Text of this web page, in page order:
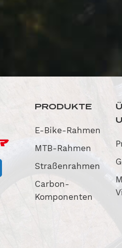
PRODUKTE
E-Bike-Rahmen
MTB-Rahmen
Straßenrahmen
Carbon-
Komponenten